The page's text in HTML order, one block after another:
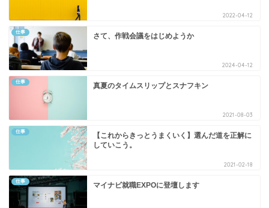
2022-04-12
仕事 さて、作戦会議をはじめようか
2024-04-12
仕事 真夏のタイムスリップとスナフキン
2021-08-03
仕事
【これからきっとうまくいく】選んだ道を正解に
していこう。
2021-02-18
仕事 マイナビ就職EXPOに登壇します